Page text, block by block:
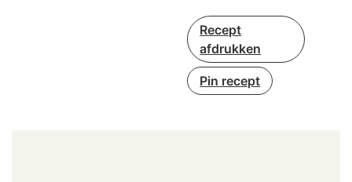
Recept
afdrukken
Pin recept